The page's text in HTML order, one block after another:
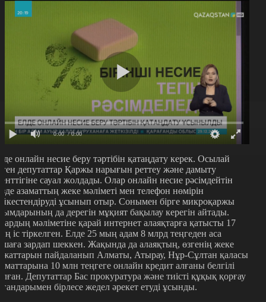
0:00 / 0:00
онлайн несие беру тәртібін қатаңдату керек. Осылай
депутаттар Қаржы нарығын реттеу және дамыту
сауал жолдады. Олар онлайн несие рәсімдейтін
азаматтың жеке мәліметі мен телефон нөмірін
ұсынып отыр. Сонымен бірге микроқаржы
да дерегін мұқият бақылау керегін айтады.
мәліметіне қарай интернет алаяқтарға қатысты 17
іс тіркелген. Елде 25 мың адам 8 млрд теңгеден аса
зардап шеккен. Жақында да алаяқтың, өзгенің жеке
пайдаланып Алматы, Атырау, Нұр-Сұлтан қаласы
10 млн теңгеге онлайн кредит алғаны белгілі
Депутаттар Бас прокуратура және тиісті құқық қорғау
бірлесе жедел әрекет етуді ұсынды.